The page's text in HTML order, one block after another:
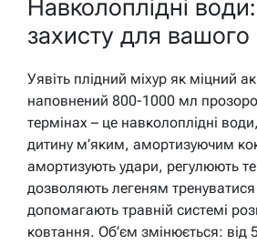
Навколоплідні
захисту для
Уявіть плідний міхур як міцний
наповнений 800-1000 мл
термінах – це навколоплідні
дитину м’яким, амортизуючим
амортизують удари, регулюють
дозволяють легеням
допомагають травній системі
ковтання. Об’єм змінюється: від